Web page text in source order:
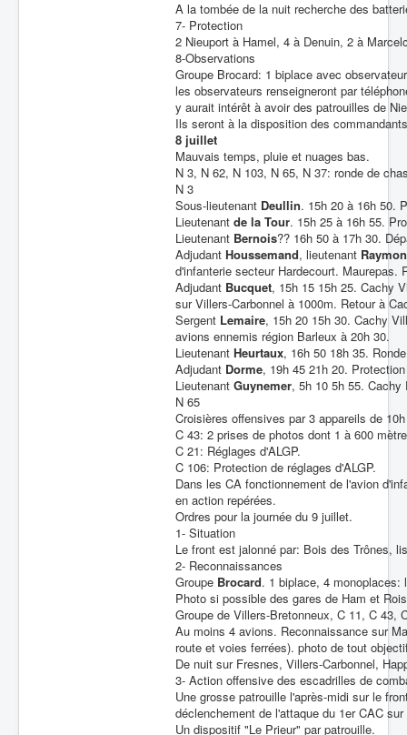
A la tombée de la nuit recherche des
7- Protection
2 Nieuport à Hamel, 4 à Denuin, 2 à
8-Observations
Groupe Brocard: 1 biplace avec
les observateurs renseigneront par
y aurait intérêt à avoir des patrouilles de
Ils seront à la disposition des
8 juillet
Mauvais temps, pluie et nuages bas.
N 3, N 62, N 103, N 65, N 37: ronde de
N 3
Sous-lieutenant Deullin. 15h 20 à 16h 50.
Lieutenant de la Tour. 15h 25 à 16h 55.
Lieutenant Bernois?? 16h 50 à 17h 30.
Adjudant Houssemand, lieutenant
d'infanterie secteur Hardecourt. Maurepas.
Adjudant Bucquet, 15h 15 15h 25. Cachy
sur Villers-Carbonnel à 1000m. Retour à
Sergent Lemaire, 15h 20 15h 30. Cachy
avions ennemis région Barleux à 20h 30.
Lieutenant Heurtaux, 16h 50 18h 35.
Adjudant Dorme, 19h 45 21h 20.
Lieutenant Guynemer, 5h 10 5h 55. Cachy
N 65
Croisières offensives par 3 appareils de
C 43: 2 prises de photos dont 1 à 600
C 21: Réglages d'ALGP.
C 106: Protection de réglages d'ALGP.
Dans les CA fonctionnement de l'avion
en action repérées.
Ordres pour la journée du 9 juillet.
1- Situation
Le front est jalonné par: Bois des Trônes,
2- Reconnaissances
Groupe Brocard. 1 biplace, 4 monoplaces:
Photo si possible des gares de Ham et
Groupe de Villers-Bretonneux, C 11, C 43,
Au moins 4 avions. Reconnaissance sur
route et voies ferrées). photo de tout
De nuit sur Fresnes, Villers-Carbonnel,
3- Action offensive des escadrilles de
Une grosse patrouille l'après-midi sur le
déclenchement de l'attaque du 1er CAC
Un dispositif "Le Prieur" par patrouille.